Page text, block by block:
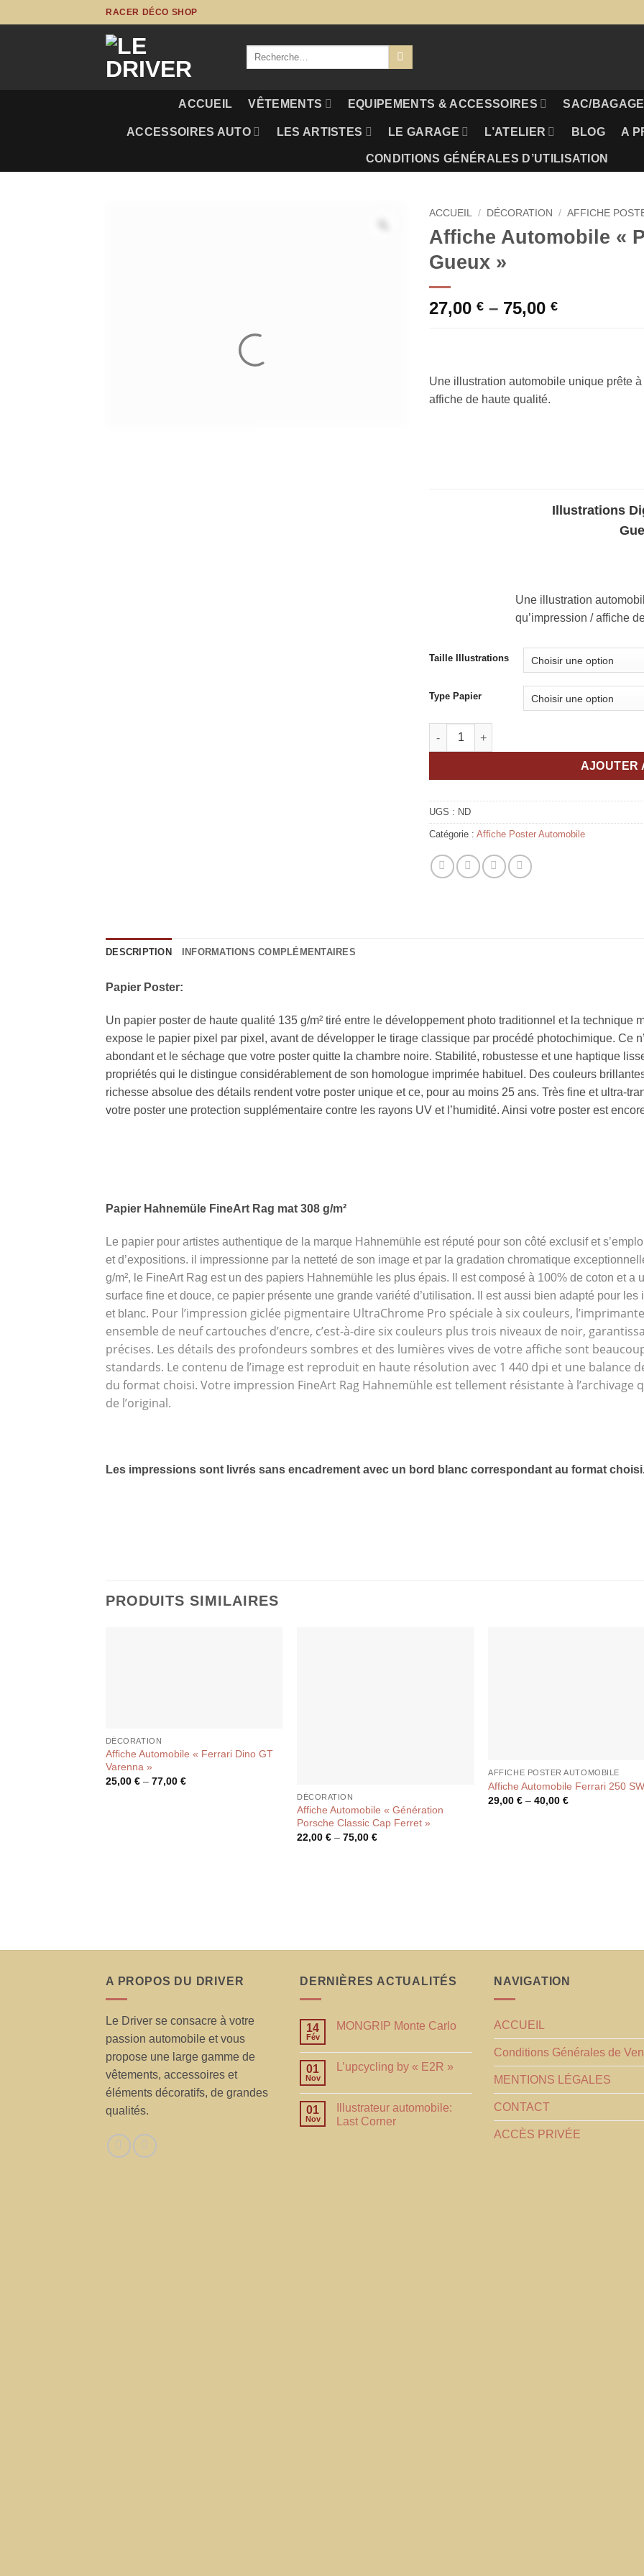
au
RACER DÉCO SHOP
Recherche
ACCUEIL VÊTEMENTS EQUIPEMENTS & ACCESSOIRES SAC/
ACCESSOIRES AUTO LES ARTISTES LE GARAGE L’ATELIER BLOG A
CONDITIONS GÉNÉRALES D’UTILISATION
ACCUEIL / DÉCORATION / AFFICHE
Affiche Automobile «
Gueux »
27,00 € – 75,00 €
Une illustration automobile unique prête
affiche de haute qualité.
Illustrations Digitales
Une illustration
qu’impression / affiche
Taille Illustrations
Type Papier
quantité de Affiche Automobile "Porsche
AJOUTER
UGS : ND
Catégorie : Affiche Poster Automobile
DESCRIPTION INFORMATIONS COMPLÉMENTAIRES
Papier Poster:
Un papier poster de haute qualité 135 g/m² tiré entre le développement photo traditionnel et la technique
expose le papier pixel par pixel, avant de développer le tirage classique par procédé photochimique. Ce
abondant et le séchage que votre poster quitte la chambre noire. Stabilité, robustesse et une haptique
propriétés qui le distingue considérablement de son homologue imprimée habituel. Des couleurs
richesse absolue des détails rendent votre poster unique et ce, pour au moins 25 ans. Très fine et ultra-
votre poster une protection supplémentaire contre les rayons UV et l’humidité. Ainsi votre poster est
Papier Hahnemüle FineArt Rag mat 308 g/m²
Le papier pour artistes authentique de la marque Hahnemühle est réputé pour son côté exclusif et
et d’expositions. il impressionne par la netteté de son image et par la gradation chromatique
g/m², le FineArt Rag est un des papiers Hahnemühle les plus épais. Il est composé à 100% de coton et a
surface fine et douce, ce papier présente une grande variété d’utilisation. Il est aussi bien adapté pour
et blanc. Pour l’impression giclée pigmentaire UltraChrome Pro spéciale à six couleurs,
ensemble de neuf cartouches d’encre, c’est-à-dire six couleurs plus trois niveaux de noir,
précises. Les détails des profondeurs sombres et des lumières vives de votre affiche sont
standards. Le contenu de l’image est reproduit en haute résolution avec 1 440 dpi et une balance
du format choisi. Votre impression FineArt Rag Hahnemühle est tellement résistante à l’archivage
de l’original.
Les impressions sont livrés sans encadrement avec un bord blanc correspondant au format
PRODUITS SIMILAIRES
DÉCORATION
Affiche Automobile « Ferrari Dino GT
Varenna »
25,00 €– 77,00 €
DÉCORATION
Affiche Automobile « Génération
Porsche Classic Cap Ferret »
22,00€ –75,00€
AFFICHE POSTER AUTOMOBILE
Affiche Automobile Ferrari 250
29,00€ –40,00€
A PROPOS DU DRIVER
Le Driver se consacre à votre
passion automobile et vous
propose une large gamme de
vêtements, accessoires et
éléments décoratifs, de grandes
qualités.
DERNIÈRES ACTUALITÉS
14
Fév
MONGRIP Monte Carlo
01
Nov
L’upcycling by « E2R »
01
Nov
Illustrateur automobile:
Last Corner
NAVIGATION
ACCUEIL
Conditions Générales de
MENTIONS LÉGALES
CONTACT
ACCÈS PRIVÉE